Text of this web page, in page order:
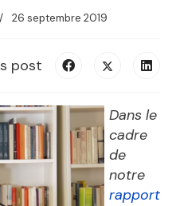
26 septembre 2019
post
Dans le
cadre
de
notre
rapport